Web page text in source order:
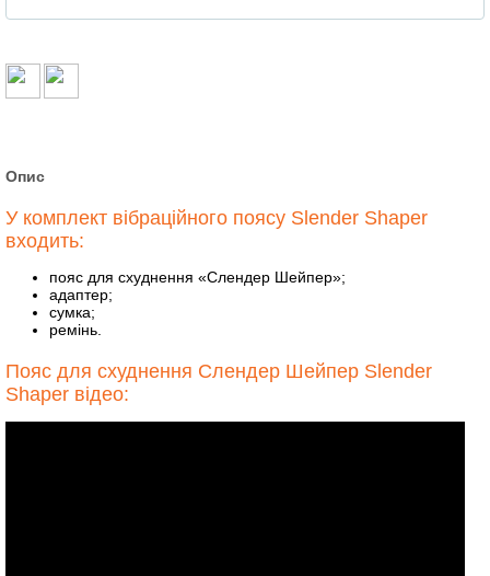
Опис
У комплект вібраційного поясу Slender Shaper
входить:
пояс для схуднення «Слендер Шейпер»;
адаптер;
сумка;
ремінь.
Пояс для схуднення Слендер Шейпер Slender
Shaper відео: